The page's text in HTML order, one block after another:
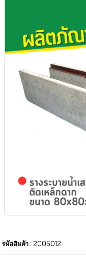
รหัสสินค้า : 2005012